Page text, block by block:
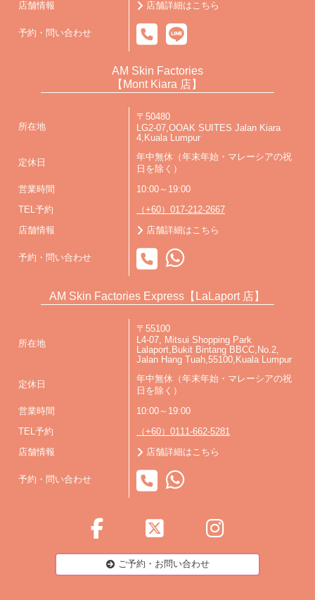
店舗情報 店舗詳細はこちら
予約・問い合わせ
AM Skin Factories
【Mont Kiara 店】
所在地
〒50480
LG2-07,OOAK SUITES Jalan Kiara
4,Kuala Lumpur
定休日
年中無休（年末年始・マレーシアの祝
日を除く）
営業時間 10:00～19:00
TEL予約 （+60）017-212-2667
店舗情報 店舗詳細はこちら
予約・問い合わせ
AM Skin Factories Express【LaLaport 店】
所在地
〒55100
L4-07, Mitsui Shopping Park
Lalaport,Bukit Bintang BBCC,No.2,
Jalan Hang Tuah,55100,Kuala Lumpur
定休日
年中無休（年末年始・マレーシアの祝
日を除く）
営業時間 10:00～19:00
TEL予約 （+60）0111-662-5281
店舗情報 店舗詳細はこちら
予約・問い合わせ
ご予約・お問い合わせ